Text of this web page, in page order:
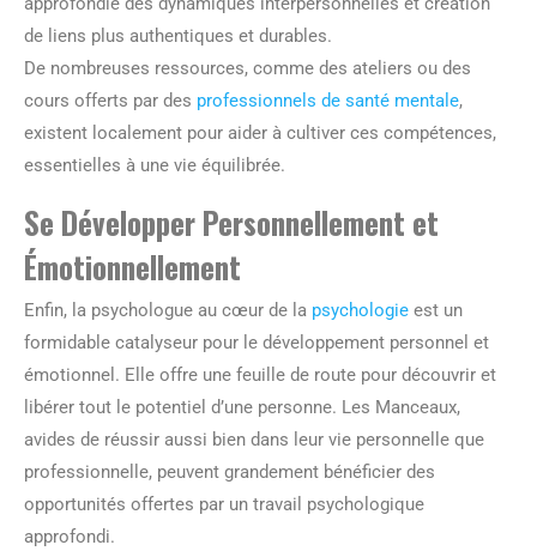
de liens plus authentiques et durables.
De nombreuses ressources, comme des ateliers ou des
cours offerts par des professionnels de santé mentale,
existent localement pour aider à cultiver ces compétences,
essentielles à une vie équilibrée.
Se Développer Personnellement et
Émotionnellement
Enfin, la psychologue au cœur de la psychologie est un
formidable catalyseur pour le développement personnel et
émotionnel. Elle offre une feuille de route pour découvrir et
libérer tout le potentiel d’une personne. Les Manceaux,
avides de réussir aussi bien dans leur vie personnelle que
professionnelle, peuvent grandement bénéficier des
opportunités offertes par un travail psychologique
approfondi.